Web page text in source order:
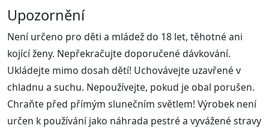
Upozornění
Není určeno pro děti a mládež do 18 let, těhotné ani
kojící ženy. Nepřekračujte doporučené dávkování.
Ukládejte mimo dosah dětí! Uchovávejte uzavřené v
chladnu a suchu. Nepoužívejte, pokud je obal porušen.
Chraňte před přímým slunečním světlem! Výrobek není
určen k používání jako náhrada pestré a vyvážené stravy